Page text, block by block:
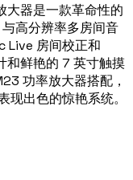
大器是一款革命性的
高分辨率多房间音
Live 房间校正和
和鲜艳的 7 英寸触摸
功率放大器搭配，
出色的惊艳系统。